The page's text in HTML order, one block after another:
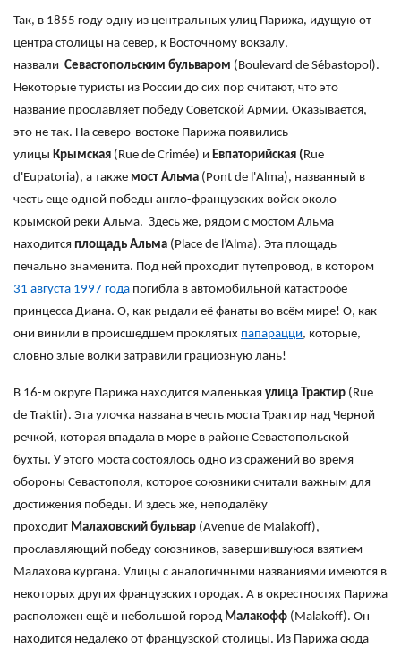
Так, в 1855 году одну из центральных улиц Парижа, идущую от
центра столицы на север, к Восточному вокзалу,
назвали Севастопольским бульваром ​(Boulevard de Sébastopol​​).
Некоторые туристы из России до сих пор считают, что это
название прославляет победу Советской Армии. Оказывается,
это не так. На северо-востоке Парижа появились
улицы Крымская (Rue de Crimée) и Евпаторийская (Rue
d'Eupatoria), а также мост Альма (Pont de l'Alma), названный в
честь еще одной победы англо-французских войск около
крымской реки Альма. Здесь же, рядом с мостом Альма
находится площадь Альма (Place de l’Alma). Эта площадь
печально знаменита. Под ней проходит путепровод, в котором
31 августа 1997 года погибла в автомобильной катастрофе
принцесса Диана. О, как рыдали её фанаты во всём мире! О, как
они винили в происшедшем проклятых папарацци, которые,
словно злые волки затравили грациозную лань!
В 16-м округе Парижа находится маленькая улица Трактир (Rue
de Traktir). Эта улочка названа в честь моста Трактир над Черной
речкой, которая впадала в море в районе Севастопольской
бухты. У этого моста состоялось одно из сражений во время
обороны Севастополя, которое союзники считали важным для
достижения победы. И здесь же, неподалёку
проходит Малаховский бульвар (Avenue de Malakoff),
прославляющий победу союзников, завершившуюся взятием
Малахова кургана. Улицы с аналогичными названиями имеются в
некоторых других французских городах. А в окрестностях Парижа
расположен ещё и небольшой город Малакофф (Malakoff). Он
находится недалеко от французской столицы. Из Парижа сюда